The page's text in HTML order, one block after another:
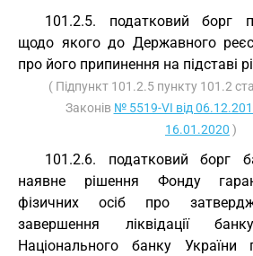
101.2.5. податковий борг
щодо якого до Державного
про його припинення на підставі
( Підпункт 101.2.5 пункту 101.2
Законів № 5519-VI від
16.01.2020 )
101.2.6. податковий борг
наявне рішення Фонду
фізичних осіб про
завершення ліквідації
Національного банку України